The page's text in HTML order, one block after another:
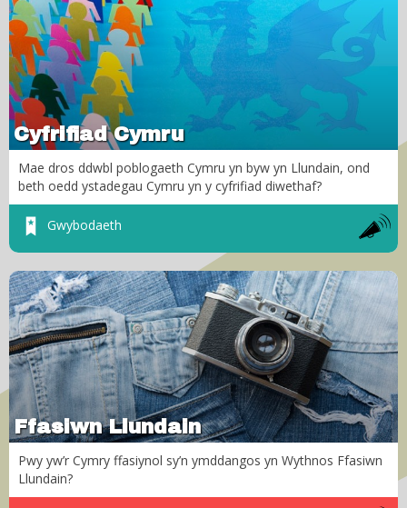
Cyfrifiad Cymru
Mae dros ddwbl poblogaeth Cymru yn byw yn Llundain, ond
beth oedd ystadegau Cymru yn y cyfrifiad diwethaf?
Gwybodaeth
Ffasiwn Llundain
Pwy yw’r Cymry ffasiynol sy’n ymddangos yn Wythnos Ffasiwn
Llundain?